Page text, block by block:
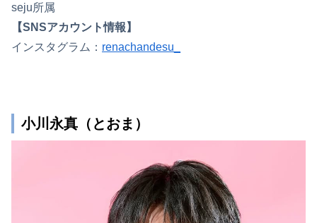
seju所属
【SNSアカウント情報】
インスタグラム： renachandesu_
小川永真（とおま）